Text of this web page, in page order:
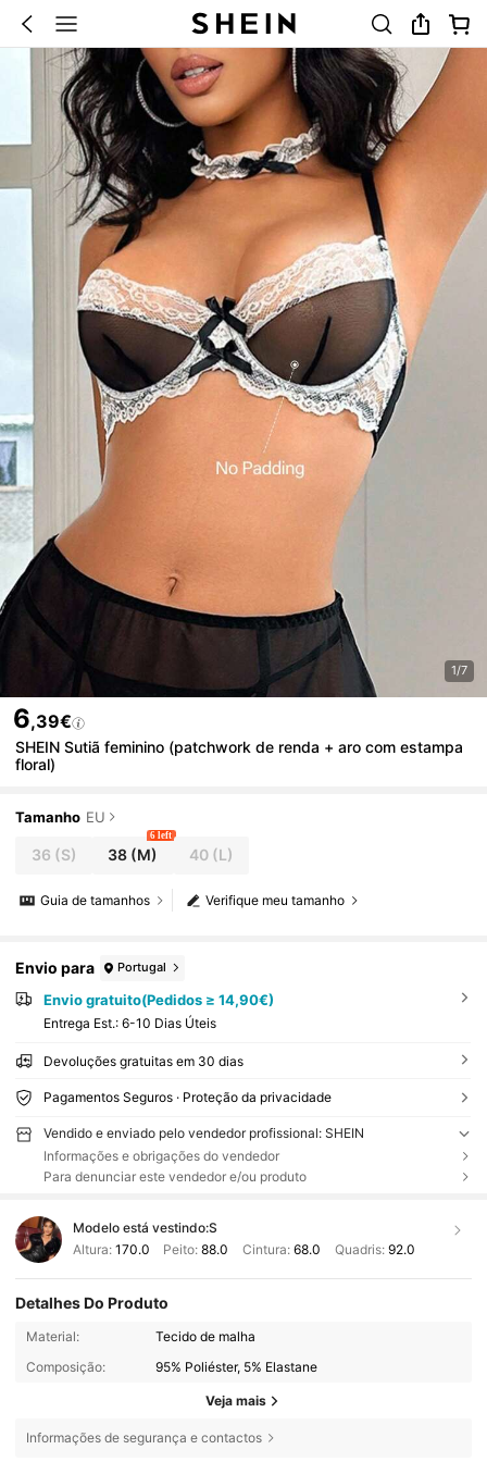
1/7
6,39€
SHEIN Sutiã feminino (patchwork de renda + aro com estampa
floral)
Tamanho EU
36 (S) 38 (M)
6 left
40(L)
Verifique meu tamanho
Guia de tamanhos
Envio para Portugal
Envio gratuito(Pedidos ≥ 14,90€)
Entrega Est.: 6-10 Dias Úteis
Devoluções gratuitas em 30 dias
Pagamentos Seguros · Proteção da privacidade
Vendido e enviado pelo vendedor profissional: SHEIN
Informações e obrigações do vendedor
Para denunciar este vendedor e/ou produto
Modelo está vestindo:S
Altura: 170.0 Peito:88.0 Cintura: 68.0 Quadris: 92.0
Detalhes Do Produto
Material:
Tecido de malha
Composição:
95% Poliéster, 5% Elastane
Veja mais
Informações de segurança e contactos